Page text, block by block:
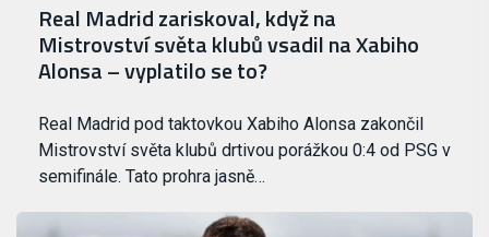
Real Madrid zariskoval, když na
Mistrovství světa klubů vsadil na Xabiho
Alonsa – vyplatilo se to?
Real Madrid pod taktovkou Xabiho Alonsa zakončil
Mistrovství světa klubů drtivou porážkou 0:4 od PSG v
semifinále. Tato prohra jasně…